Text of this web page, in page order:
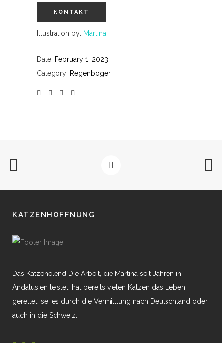
Illustration by: Martina
Date: February 1, 2023
Category: Regenbogen
KATZENHOFFNUNG
Das Katzenelend Die Arbeit, die Martina seit Jahren in
Andalusien leistet, hat bereits vielen Katzen das Leben
gerettet, sei es durch die Vermittlung nach Deutschland oder
auch in die Schweiz.